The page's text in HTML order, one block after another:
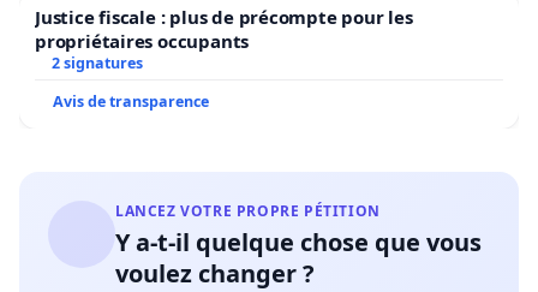
Justice fiscale : plus de précompte pour les
propriétaires occupants
2 signatures
Avis de transparence
LANCEZ VOTRE PROPRE PÉTITION
Y a-t-il quelque chose que vous
voulez changer ?